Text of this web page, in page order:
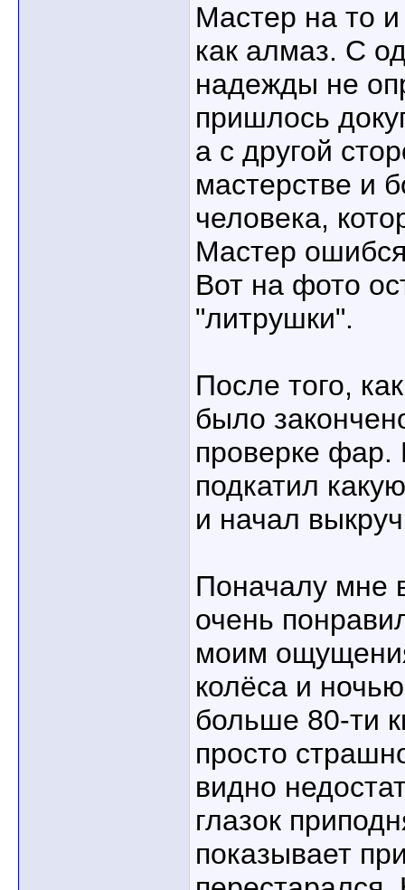
Мастер на то и
как алмаз. С
надежды не
пришлось
а с другой
мастерстве и
человека,
Мастер
Вот на фото
"литрушки".
После того,
было
проверке фар.
подкатил
и начал
Поначалу мне
очень
моим
колёса и
больше 80-ти
просто
видно
глазок
показывает